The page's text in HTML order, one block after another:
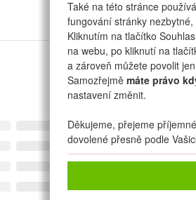
Také na této stránce
fungování stránky
Kliknutím na tlačítko
na webu, po kliknutí na
a zároveň můžete povolit
Samozřejmě máte právo
nastavení změnit.
Děkujeme, přejeme
dovolené přesně podle